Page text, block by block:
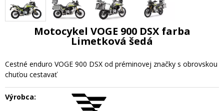
Motocykel VOGE 900 DSX farba
Limetková šedá
Cestné enduro VOGE 900 DSX od préminovej značky s obrovskou
chuťou cestavať
Výrobca: